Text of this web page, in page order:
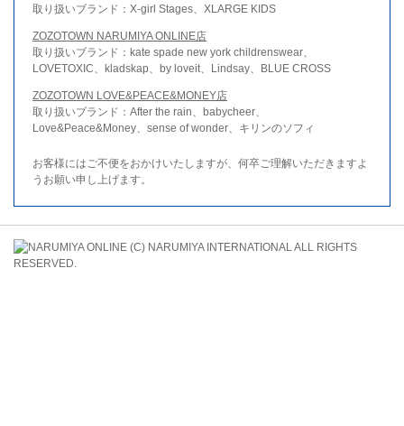
取り扱いブランド：X-girl Stages、XLARGE KIDS
ZOZOTOWN NARUMIYA ONLINE店
取り扱いブランド：kate spade new york childrenswear、
LOVETOXIC、kladskap、by loveit、Lindsay、BLUE CROSS
ZOZOTOWN LOVE&PEACE&MONEY店
取り扱いブランド：After the rain、babycheer、
Love&Peace&Money、sense of wonder、キリンのソフィ
お客様にはご不便をおかけいたしますが、何卒ご理解いただきますよ
うお願い申し上げます。